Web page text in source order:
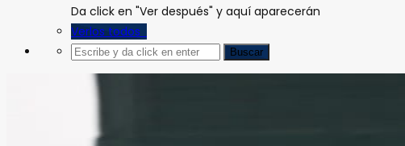
Da click en "Ver después" y aquí aparecerán
Verlos todos